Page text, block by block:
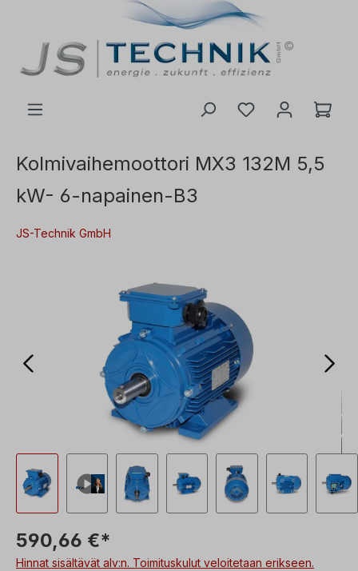
Kolmivaihemoottori MX3 132M 5,5
kW- 6-napainen-B3
JS-Technik GmbH
590,66 €*
Hinnat sisältävät alv:n. Toimituskulut veloitetaan erikseen.